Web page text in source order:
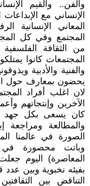
والفن.. والقيم
الإنساني مع
المعاني الإنسانية
المجتمع وفي كل
من الثقافة
المجتمعات كانوا
والفنية والأدبية
يحضون بمعارف حول
لان اغلب أفراد
الآخرين وإنتجاتهم
كان يسعى بكل جهد
والمطالعة ومراجعة
الصورة في عالمنا
وباتت محصورة في
المعاصرة) اليوم
بفيئه نخبوية وبين عدد
التناقض بين